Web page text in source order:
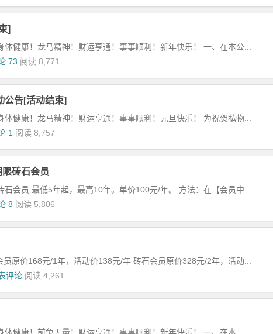
]
健康！龙马精神！财运亨通！事事顺利！新年快乐！ 一、在本公...
73 阅读 8,771
公告[活动结束]
健康！龙马精神！财运亨通！事事顺利！元旦快乐！ 为祝贺私物...
1 阅读 8,757
砖石会员
石会员 最低5年起，最高10年。单价100元/年。 方法：在【会员中...
8 阅读 5,806
原价168元/1年，活动价138元/年 砖石会员原价328元/2年，活动...
评论 阅读 4,261